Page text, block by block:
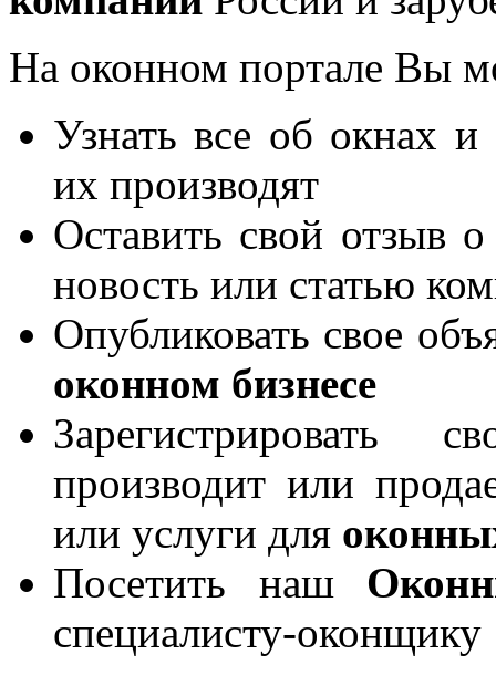
На оконном портале Вы
Узнать все об окнах и
их производят
Оставить свой отзыв
новость или статью
Опубликовать свое
оконном бизнесе
производит или
или услуги для
Посетить наш
специалисту-оконщику